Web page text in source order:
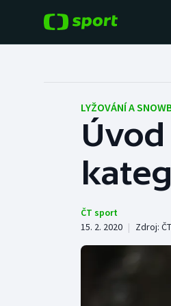
Fotbal
Tenis
Cyklistika
LYŽOVÁNÍ A
ČT sport
15. 2. 2020 | Zdroj: